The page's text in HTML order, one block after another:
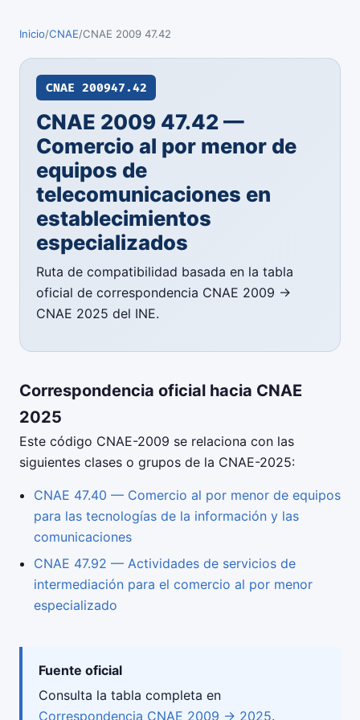
Inicio/CNAE/CNAE 2009 47.42
CNAE 200947.42
CNAE 2009 47.42 —
Comercio al por menor de
equipos de
telecomunicaciones en
establecimientos
especializados
Ruta de compatibilidad basada en la tabla
oficial de correspondencia CNAE 2009 →
CNAE 2025 del INE.
Correspondencia oficial hacia CNAE
2025
Este código CNAE-2009 se relaciona con las
siguientes clases o grupos de la CNAE-2025:
CNAE 47.40 — Comercio al por menor de equipos
para las tecnologías de la información y las
comunicaciones
CNAE 47.92 — Actividades de servicios de
intermediación para el comercio al por menor
especializado
Fuente oficial
Consulta la tabla completa en
Correspondencia CNAE 2009 → 2025.